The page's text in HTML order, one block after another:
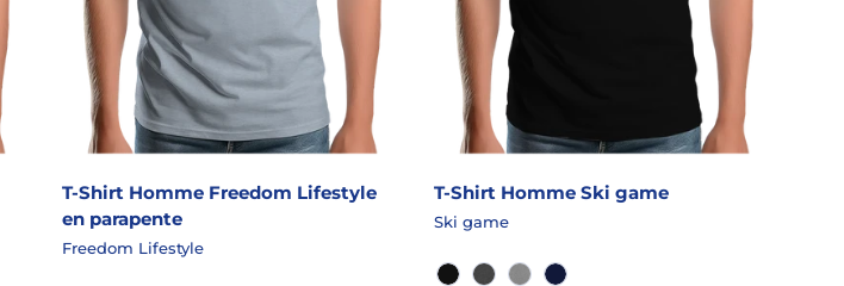
T-Shirt Homme Freedom Lifestyle
en parapente
Freedom Lifestyle
T-Shirt Homme Ski game
Ski game